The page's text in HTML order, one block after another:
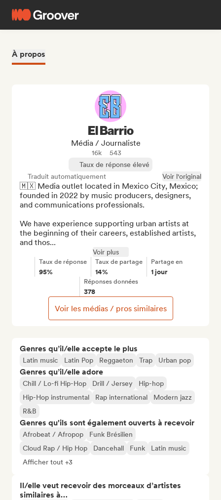
À propos
Genres qu’il/elle accepte le plus
Latin music Latin Pop Reggaeton Trap Urban pop
Genres qu’il/elle adore
Chill / Lo-fi Hip-Hop Drill / Jersey
Hip-hop
Hip-Hop instrumental
Rap international
Modern jazz
R&B
Genres qu'ils sont également ouverts à recevoir
Afrobeat / Afropop
Funk Brésilien
Cloud Rap / Hip Hop
Dancehall Funk
Latin music
Afficher tout +3
Il/elle veut recevoir des morceaux d’artistes
similaires à…
El Barrio
Média / Journaliste
16k
543
Taux de réponse élevé
Traduit automatiquement
Voir l'original
🇲🇽 Media outlet located in Mexico City, Mexico;
founded in 2022 by music producers, designers,
and communications professionals.
We have experience supporting urban artists at
the beginning of their careers, established artists,
and thos...
Voir plus
Taux de réponse
95%
Taux de partage
14%
Partage en
1 jour
Réponses données
378
Voir les médias / pros similaires